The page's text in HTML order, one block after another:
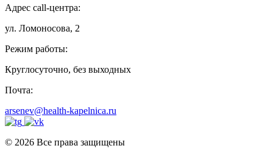
Адрес call-центра:
ул. Ломоносова, 2
Режим работы:
Круглосуточно, без выходных
Почта:
arsenev@health-kapelnica.ru
© 2026 Все права защищены